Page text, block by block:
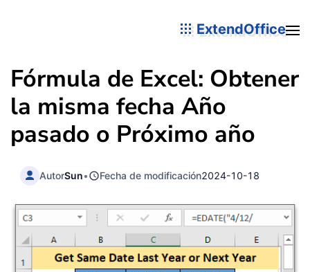
ExtendOffice
Fórmula de Excel: Obtener
la misma fecha Año
pasado o Próximo año
AutorSun• Fecha de modificación2024-10-18